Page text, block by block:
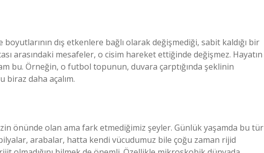
dış etkenlere bağlı olarak değişmediği, sabit kaldığı bir
arasındaki mesafeler, o cisim hareket ettiğinde değişmez. Hayatın
bu. Örneğin, o futbol topunun, duvara çarptığında şeklinin
biraz daha açalım.
önünde olan ama fark etmediğimiz şeyler. Günlük yaşamda bu tür
arabalar, hatta kendi vücudumuz bile çoğu zaman rijid